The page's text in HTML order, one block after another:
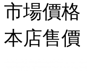
市場價格
本店售價